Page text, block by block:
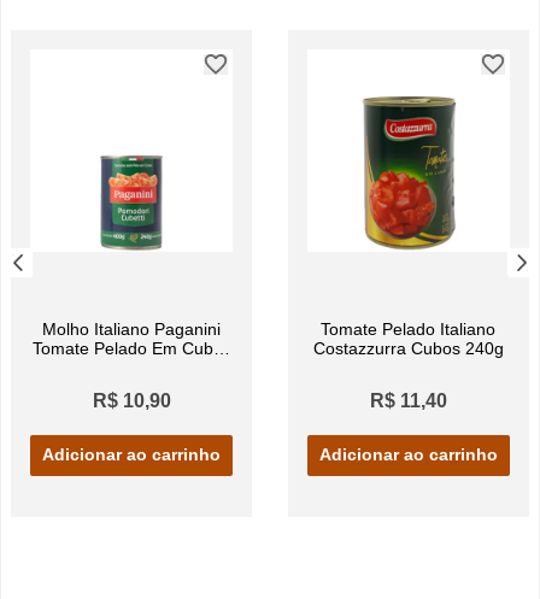
Molho Italiano Paganini
Tomate Pelado Em Cubos
R$ 10,90
Adicionar ao carrinho
Tomate Pelado Italiano
Costazzurra Cubos 240g
R$ 11,40
Adicionar ao carrinho